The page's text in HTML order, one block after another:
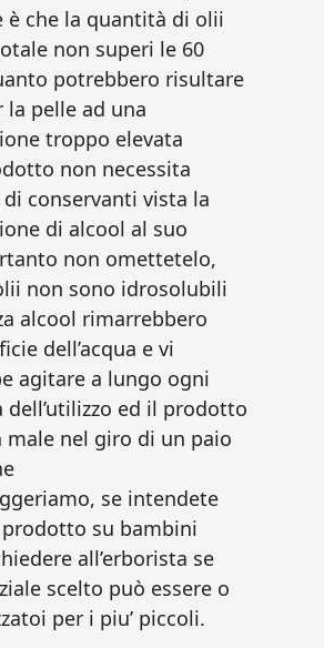
è che la quantità di olii
non superi le 60
potrebbero risultare
pelle ad una
troppo elevata
non necessita
di conservanti vista la
di alcool al suo
non omettetelo,
non sono idrosolubili
alcool rimarrebbero
dell’acqua e vi
agitare a lungo ogni
ed il prodotto
male nel giro di un paio
se intendete
su bambini
all’erborista se
scelto può essere o
per i piu’ piccoli.